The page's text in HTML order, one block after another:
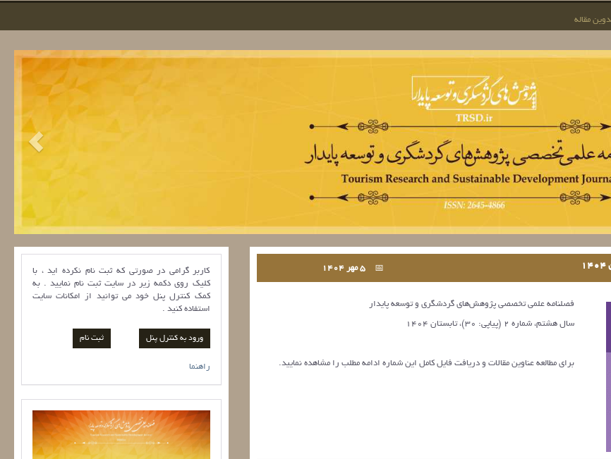
مقاله
فصلنامه علمی تخصصی پژوهش‌های گردشگری و توسعه پایدار
سال هشتم، شماره 2 (پیاپی: 30)، تابستان 1404
برای مطالعه عناوین مقالات و دریافت فایل کامل این شماره ادامه مطلب را مشاهده نمایید.
کاربر گرامی در صورتی که ثبت نام نکرده اید ، با
کلیک روی دکمه زیر در سایت ثبت نام نمایید . به
کمک کنترل پنل خود می توانید از امکانات سایت
استفاده کنید .
ورود به کنترل پنل
راهنما